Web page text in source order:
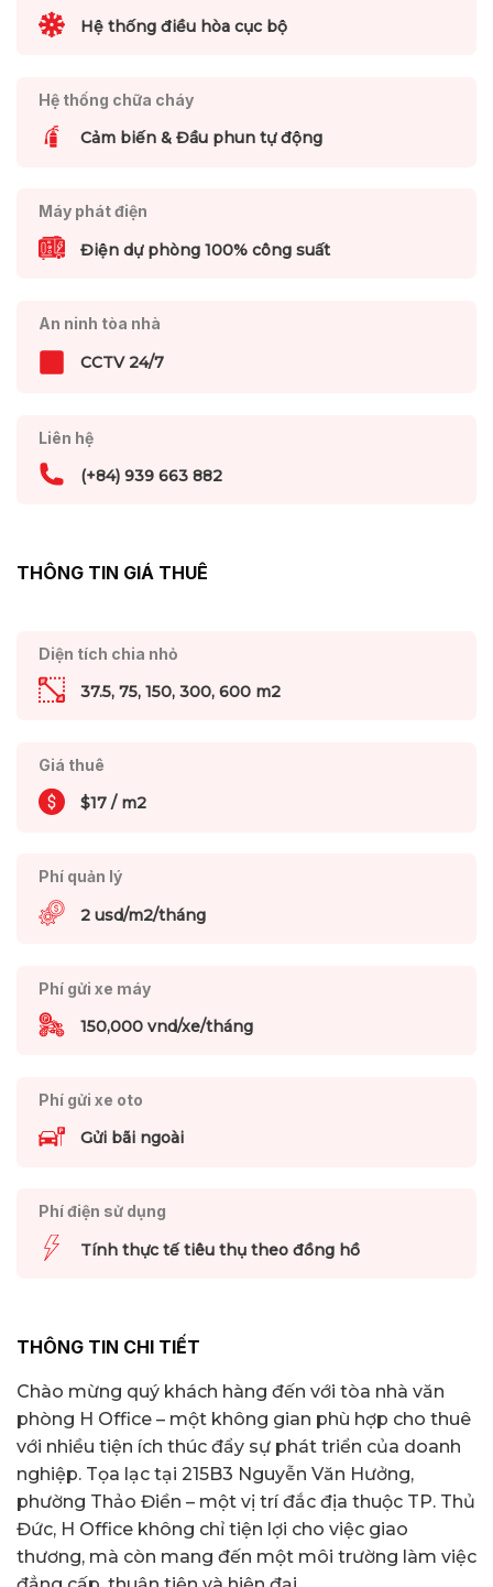
Hệ thống điều hòa cục bộ
Hệ thống chữa cháy
Cảm biến & Đầu phun tự động
Máy phát điện
Điện dự phòng 100% công suất
An ninh tòa nhà
CCTV 24/7
Liên hệ
(+84) 939 663 882
THÔNG TIN GIÁ THUÊ
Diện tích chia nhỏ
37.5, 75, 150, 300, 600 m2
Giá thuê
$17 / m2
Phí quản lý
2 usd/m2/tháng
Phí gửi xe máy
150,000 vnd/xe/tháng
Phí gửi xe oto
Gửi bãi ngoài
Phí điện sử dụng
Tính thực tế tiêu thụ theo đồng hồ
THÔNG TIN CHI TIẾT
Chào mừng quý khách hàng đến với tòa nhà văn
phòng H Office – một không gian phù hợp cho thuê
với nhiều tiện ích thúc đẩy sự phát triển của doanh
nghiệp. Tọa lạc tại 215B3 Nguyễn Văn Hưởng,
phường Thảo Điền – một vị trí đắc địa thuộc TP. Thủ
Đức, H Office không chỉ tiện lợi cho việc giao
thương, mà còn mang đến một môi trường làm việc